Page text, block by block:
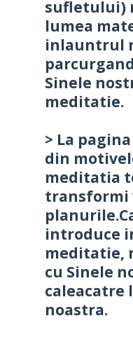
sufletului)
lumea
inlauntrul
Sinele
meditatie.
> La
din
meditatia
transformi
introduce
meditatie,
cu Sinele
caleacatre
noastra.